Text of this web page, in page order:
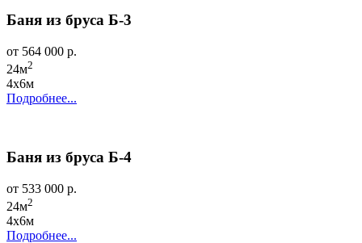
Баня из бруса Б-3
от 564 000 р.
24м2
4х6м
Подробнее...
Баня из бруса Б-4
от 533 000 р.
24м2
4х6м
Подробнее...